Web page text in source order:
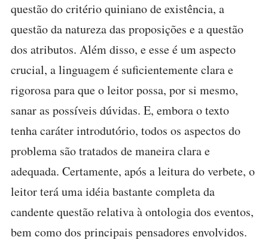
questão do critério quiniano de existência, a
questão da natureza das proposições e a questão
dos atributos. Além disso, e esse é um aspecto
crucial, a linguagem é suficientemente clara e
rigorosa para que o leitor possa, por si mesmo,
sanar as possíveis dúvidas. E, embora o texto
tenha caráter introdutório, todos os aspectos do
problema são tratados de maneira clara e
adequada. Certamente, após a leitura do verbete, o
leitor terá uma idéia bastante completa da
candente questão relativa à ontologia dos eventos,
bem como dos principais pensadores envolvidos.